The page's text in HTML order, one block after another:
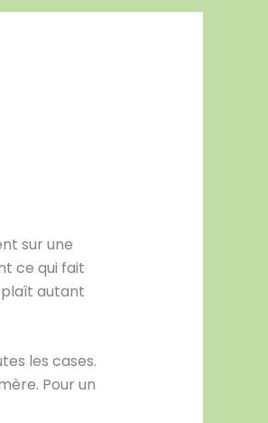
sur une
ce qui fait
plaît autant
les cases.
Pour un